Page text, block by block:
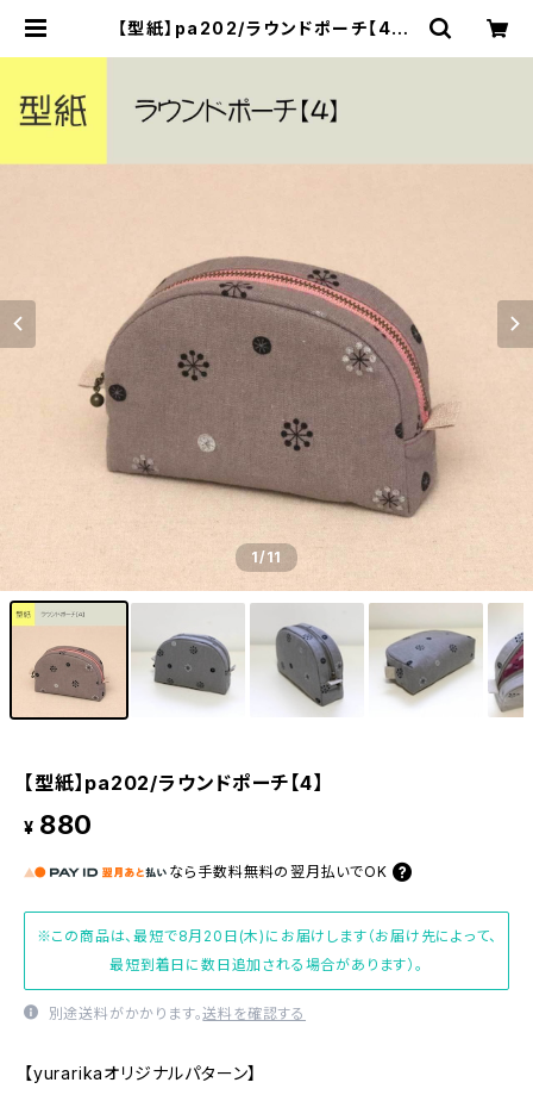
【型紙】pa202/ラウンドポーチ【4】 |
1/11
【型紙】pa202/ラウンドポーチ【4】
¥ 880
なら 手数料無料の 翌月払いでOK
※この商品は、最短で8月20日(木)にお届けします（お届け先によって、
最短到着日に数日追加される場合があります）。
別途送料がかかります。送料を確認する
【yurarikaオリジナルパターン】